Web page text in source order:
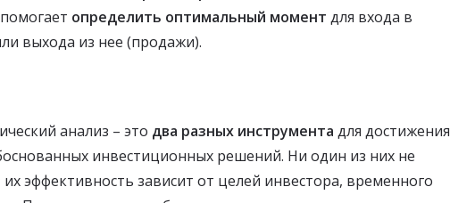
определить оптимальный момент для входа в
выхода из нее (продажи).
анализ – это два разных инструмента для достижения
инвестиционных решений. Ни один из них не
их эффективность зависит от целей инвестора, временного